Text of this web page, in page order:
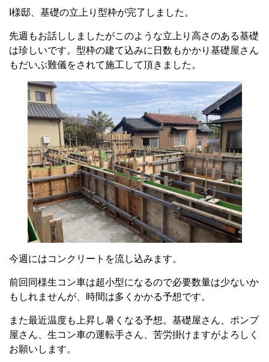
I様邸、基礎の立上り型枠が完了しました。
先週もお話ししましたがこのような立上り高さのある基礎
は珍しいです。型枠の建て込みに日数もかかり基礎屋さん
もだいぶ難儀をされて施工して頂きました。
今週にはコンクリートを流し込みます。
前回同様生コン車は超小型になるので必要数量は少ないか
もしれませんが、時間は多くかかる予想です。
また最近温度も上昇し暑くなる予想。基礎屋さん、ポンプ
屋さん、生コン車の運転手さん、苦労掛けますがよろしく
お願いします。